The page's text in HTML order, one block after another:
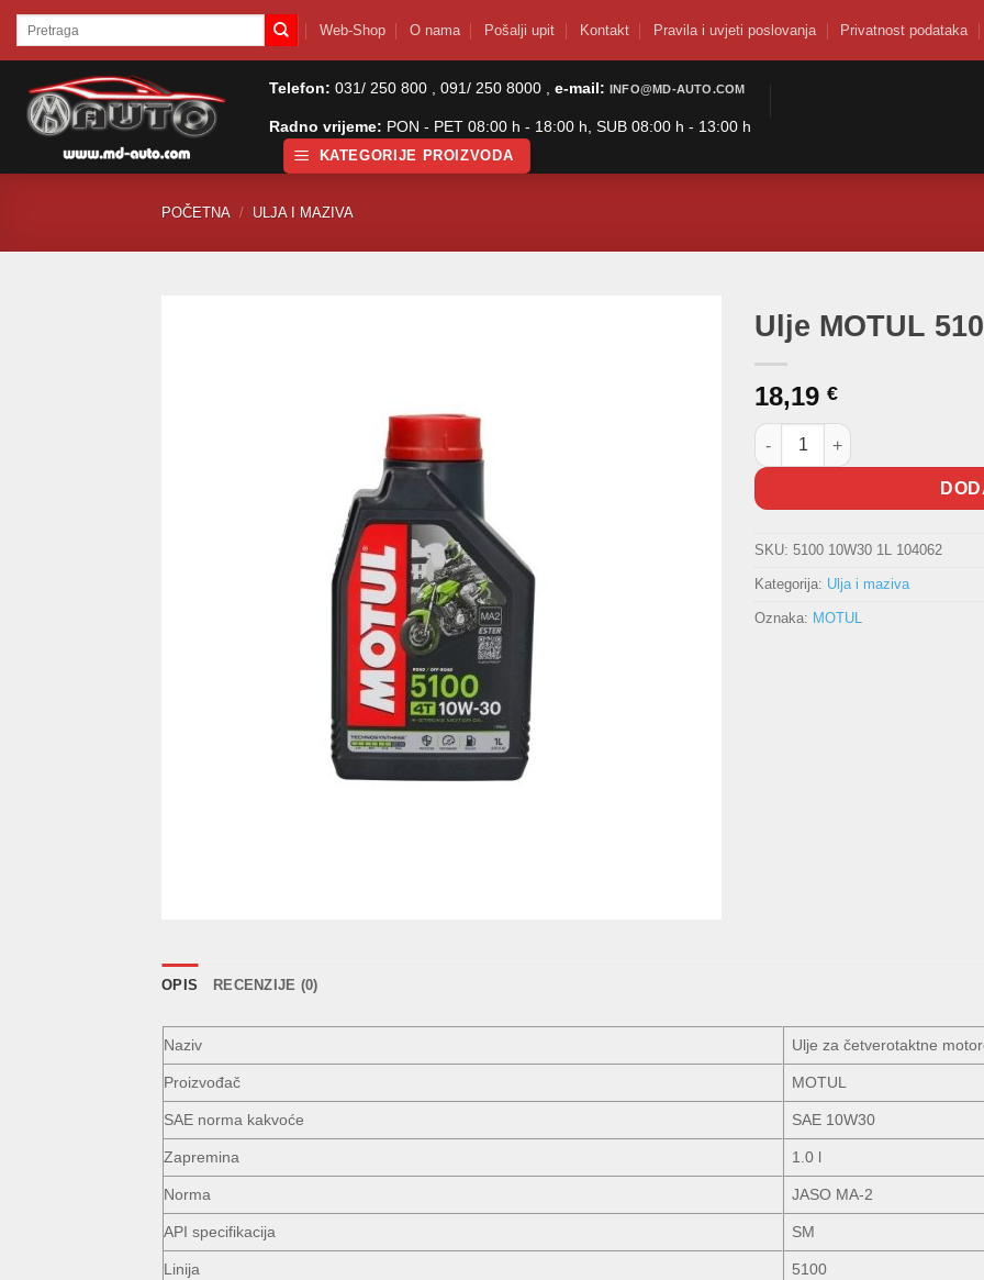
SkipPretraži: Web-Shop O nama Pošalji upit Kontakt Pravila i uvjeti poslovanja Privatnost podataka
Telefon: 031/ 250 800 , 091/ 250 8000 , e-mail: INFO@MD-AUTO.COM
Radno vrijeme: PON - PET 08:00 h - 18:00 h, SUB 08:00 h - 13:00 h
KATEGORIJE PROIZVODA
POČETNA / ULJA I MAZIVA
Ulje MOTUL
18,19 €
Ulje MOTUL 5100 4T 10W30
SKU: 5100 10W30 1L 104062
Kategorija: Ulja i maziva
Oznaka: MOTUL
OPIS RECENZIJE (0)
Naziv Ulje za četverotaktne
Proizvođač MOTUL
SAE norma kakvoće SAE 10W30
Zapremina 1.0 l
Norma JASO MA-2
API specifikacija SM
Linija 5100